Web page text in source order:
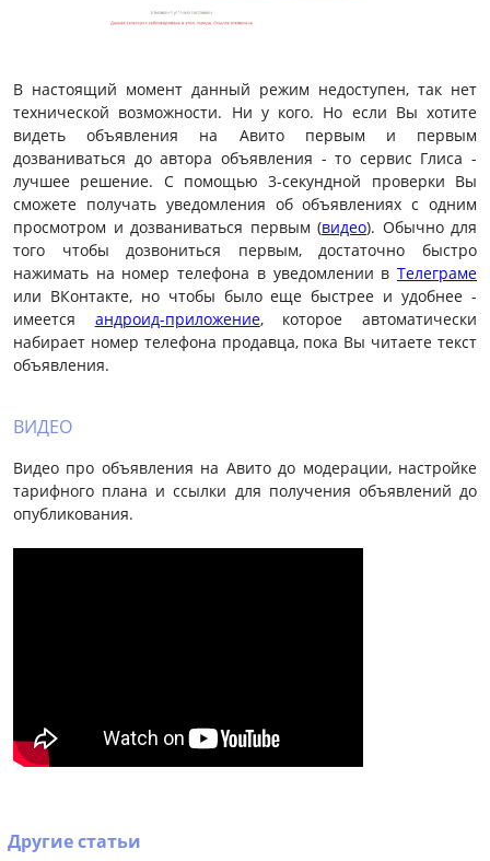
В настоящий момент данный режим недоступен, так нет
технической возможности. Ни у кого. Но если Вы хотите
видеть объявления на Авито первым и первым
дозваниваться до автора объявления - то сервис Глиса -
лучшее решение. С помощью 3-секундной проверки Вы
сможете получать уведомления об объявлениях с одним
просмотром и дозваниваться первым (видео). Обычно для
того чтобы дозвониться первым, достаточно быстро
нажимать на номер телефона в уведомлении в Телеграме
или ВКонтакте, но чтобы было еще быстрее и удобнее -
имеется андроид-приложение, которое автоматически
набирает номер телефона продавца, пока Вы читаете текст
объявления.
ВИДЕО
Видео про объявления на Авито до модерации, настройке
тарифного плана и ссылки для получения объявлений до
опубликования.
Другие статьи